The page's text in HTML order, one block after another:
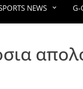
NEWS G-